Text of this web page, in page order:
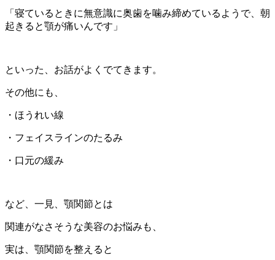
「寝ているときに無意識に奥歯を噛み締めているようで、朝
起きると顎が痛いんです」
といった、お話がよくでてきます。
その他にも、
・ほうれい線
・フェイスラインのたるみ
・口元の緩み
など、一見、顎関節とは
関連がなさそうな美容のお悩みも、
実は、顎関節を整えると